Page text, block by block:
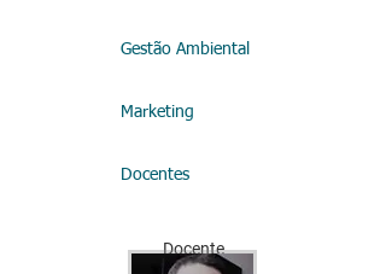
Gestão Ambiental
Marketing
Docentes
Docente